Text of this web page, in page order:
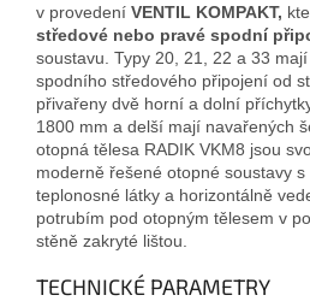
v provedení VENTIL KOMPAKT,
středové nebo pravé spodní
soustavu. Typy 20, 21, 22 a 33
spodního středového připojení od
přivařeny dvě horní a dolní
1800 mm a delší mají navařených
otopná tělesa RADIK VKM8 jsou
moderně řešené otopné soustavy
teplonosné látky a horizontálně
potrubím pod otopným tělesem v
stěně zakryté lištou.
TECHNICKÉ PARAMETRY